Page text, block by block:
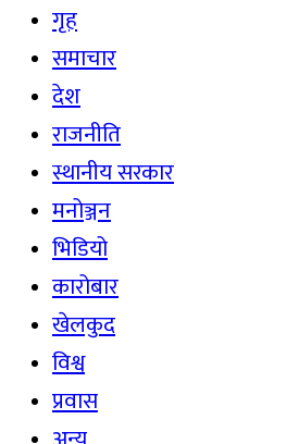
गृह
समाचार
देश
राजनीति
स्थानीय सरकार
मनोञ्जन
भिडियो
कारोबार
खेलकुद
विश्व
प्रवास